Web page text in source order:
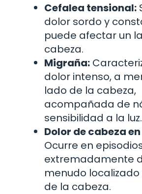
Cefalea tensional:
dolor sordo y
puede afectar un
cabeza.
Migraña:
dolor intenso, a
lado de la cabeza,
acompañada de
sensibilidad a la luz.
Dolor de cabeza
Ocurre en
extremadamente
menudo
de la cabeza.